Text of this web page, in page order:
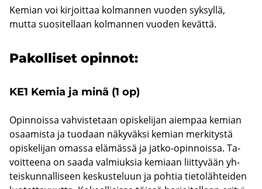
Ke­mian voi kir­joit­taa kol­man­nen vuo­den syk­syl­lä,
mutta suo­si­tel­laan kol­man­nen vuo­den ke­vät­tä.
Pa­kol­li­set opin­not:
KE1 Kemia ja minä (1 op)
Opin­nois­sa vah­vis­te­taan opis­ke­li­jan ai­em­paa ke­mian
osaa­mis­ta ja tuo­daan nä­ky­väk­si ke­mian mer­ki­tys­tä
opis­ke­li­jan omas­sa elä­mäs­sä ja jatko-​opinnoissa. Ta­
voit­tee­na on saada val­miuk­sia ke­mi­aan liit­ty­vään yh­
teis­kun­nal­li­seen kes­kus­te­luun ja poh­tia tie­to­läh­tei­den